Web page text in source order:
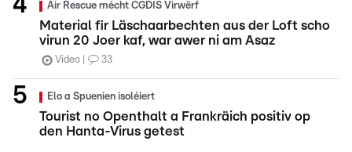
Air Rescue mécht CGDIS Virwërf
Material fir Läschaarbechten aus der Loft scho
virun 20 Joer kaf, war awer ni am Asaz
Video 33
Elo a Spuenien isoléiert
Tourist no Openthalt a Frankräich positiv op
den Hanta-Virus getest